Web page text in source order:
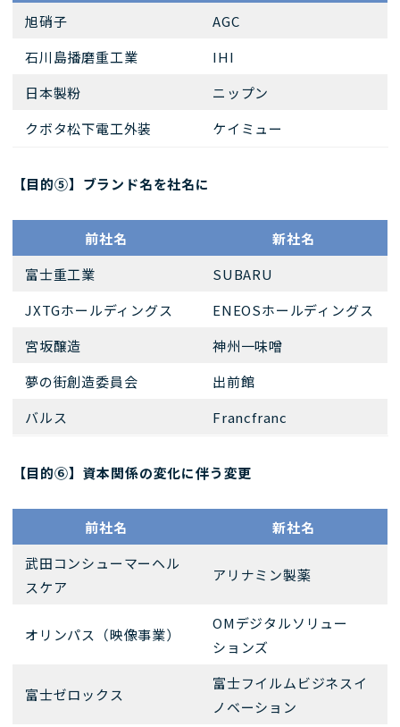
旭硝子
AGC
石川島播磨重工業
IHI
日本製粉
ニップン
クボタ松下電工外装
ケイミュー
【目的⑤】ブランド名を社名に
前社名
新社名
富士重工業
SUBARU
JXTGホールディングス
ENEOSホールディングス
宮坂醸造
神州一味噌
夢の街創造委員会
出前館
バルス
Francfranc
【目的⑥】資本関係の変化に伴う変更
前社名
新社名
武田コンシューマーヘル
スケア
アリナミン製薬
オリンパス（映像事業）
OMデジタルソリュー
ションズ
富士ゼロックス
富士フイルムビジネスイ
ノベーション